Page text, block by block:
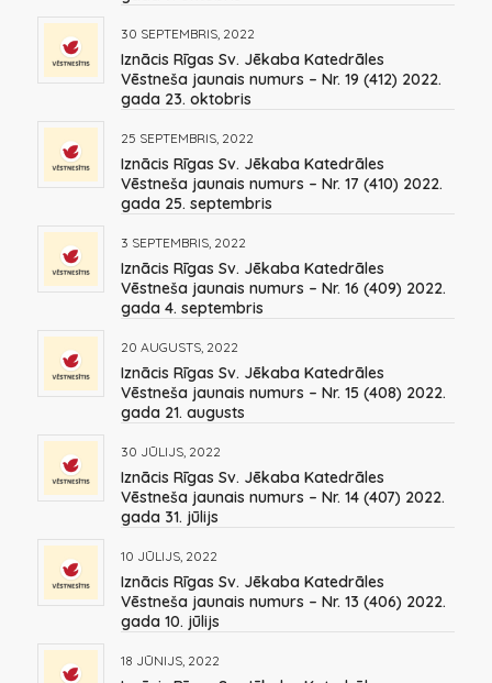
30 SEPTEMBRIS, 2022
Iznācis Rīgas Sv. Jēkaba Katedrāles
Vēstneša jaunais numurs – Nr. 19 (412) 2022.
gada 23. oktobris
25 SEPTEMBRIS, 2022
Iznācis Rīgas Sv. Jēkaba Katedrāles
Vēstneša jaunais numurs – Nr. 17 (410) 2022.
gada 25. septembris
3 SEPTEMBRIS, 2022
Iznācis Rīgas Sv. Jēkaba Katedrāles
Vēstneša jaunais numurs – Nr. 16 (409) 2022.
gada 4. septembris
20 AUGUSTS, 2022
Iznācis Rīgas Sv. Jēkaba Katedrāles
Vēstneša jaunais numurs – Nr. 15 (408) 2022.
gada 21. augusts
30 JŪLIJS, 2022
Iznācis Rīgas Sv. Jēkaba Katedrāles
Vēstneša jaunais numurs – Nr. 14 (407) 2022.
gada 31. jūlijs
10 JŪLIJS, 2022
Iznācis Rīgas Sv. Jēkaba Katedrāles
Vēstneša jaunais numurs – Nr. 13 (406) 2022.
gada 10. jūlijs
18 JŪNIJS, 2022